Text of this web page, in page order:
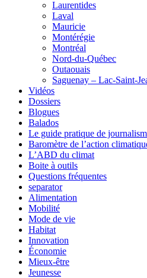
Laurentides
Laval
Mauricie
Montérégie
Montréal
Nord-du-Québec
Outaouais
Saguenay – Lac-Saint-
Vidéos
Dossiers
Blogues
Balados
Le guide pratique de
Baromètre de l’action
L’ABD du climat
Boite à outils
Questions fréquentes
separator
Alimentation
Mobilité
Mode de vie
Habitat
Innovation
Économie
Mieux-être
Jeunesse